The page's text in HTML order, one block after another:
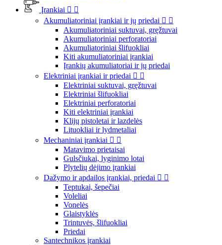
Įrankiai  
Akumuliatoriniai įrankiai ir jų priedai  
Akumuliatoriniai suktuvai, gręžtuvai
Akumuliatoriniai perforatoriai
Akumuliatoriniai šlifuokliai
Kiti akumuliatoriniai įrankiai
Įrankių akumuliatoriai ir jų priedai
Elektriniai įrankiai ir priedai  
Elektriniai suktuvai, gręžtuvai
Elektriniai šlifuokliai
Elektriniai perforatoriai
Kiti elektriniai įrankiai
Klijų pistoletai ir lazdelės
Lituokliai ir lydmetaliai
Mechaniniai įrankiai  
Matavimo prietaisai
Gulsčiukai, lyginimo lotai
Plytelių dėjimo įrankiai
Dažymo ir apdailos įrankiai, priedai  
Teptukai, šepečiai
Voleliai
Vonelės
Glaistyklės
Trintuvės, šlifuokliai
Priedai
Santechnikos įrankiai